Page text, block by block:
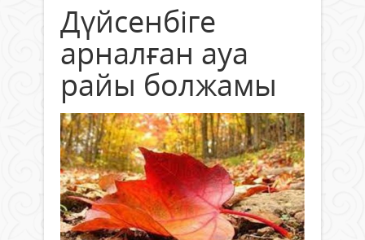
Дүйсенбіге
арналған ауа
райы болжамы